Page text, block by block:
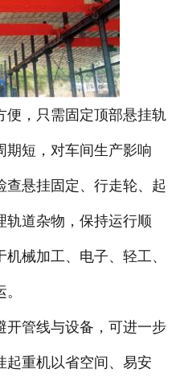
，只需固定顶部悬挂轨
期短，对车间生产影响
查悬挂固定、行走轮、起
轨道杂物，保持运行顺
械加工、电子、轻工、
管线与设备，可进一步
起重机以省空间、易安